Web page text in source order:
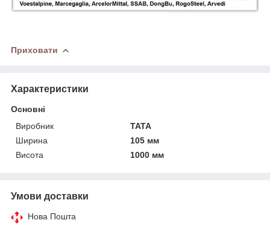
Приховати
Характеристики
Основні
Виробник
TATA
Ширина
105 мм
Висота
1000 мм
Умови доставки
Нова Пошта